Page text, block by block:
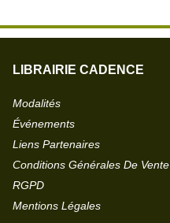
LIBRAIRIE CADENCE
Modalités
Événements
Liens Partenaires
Conditions Générales De Vente
RGPD
Mentions Légales